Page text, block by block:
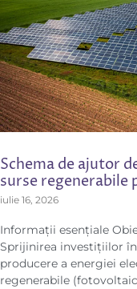
Schema de ajutor
surse regenerabile
iulie 16, 2026
Informații esențiale
Sprijinirea investițiilor
producere a energiei
regenerabile